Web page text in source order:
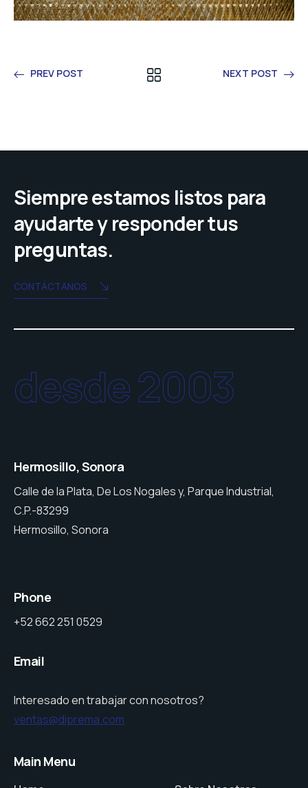
PREV POST NEXT POST
Siempre estamos listos para
ayudarte y responder tus
preguntas.
CONTÁCTANOS
desde 2003
Hermosillo, Sonora
Calle de la Plata, De Los Nogales y, Parque Industrial,
C.P.-83299
Hermosillo, Sonora
Phone
+52 662 251 0529
Email
Interesado en trabajar con nosotros?
ventas@diprema.com
Main Menu